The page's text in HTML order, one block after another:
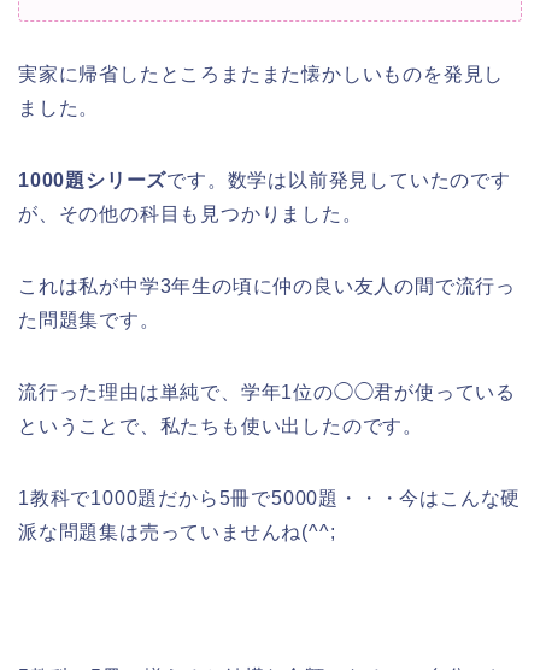
実家に帰省したところまたまた懐かしいものを発見し
ました。
1000題シリーズです。数学は以前発見していたのです
が、その他の科目も見つかりました。
これは私が中学3年生の頃に仲の良い友人の間で流行っ
た問題集です。
流行った理由は単純で、学年1位の◯◯君が使っている
ということで、私たちも使い出したのです。
1教科で1000題だから5冊で5000題・・・今はこんな硬
派な問題集は売っていませんね(^^;